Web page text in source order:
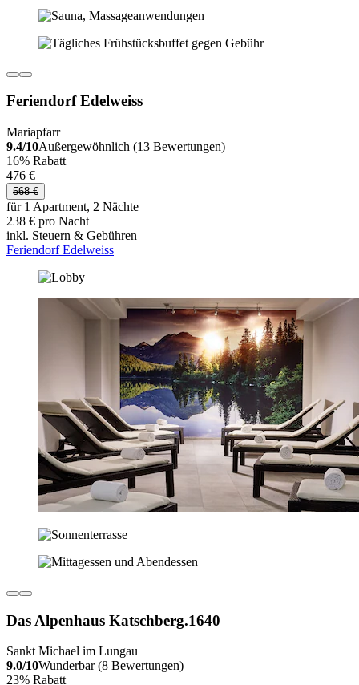
Feriendorf Edelweiss
Mariapfarr
9.4/10Außergewöhnlich (13 Bewertungen)
16% Rabatt
476 €
568 €
für 1 Apartment, 2 Nächte
238 € pro Nacht
inkl. Steuern & Gebühren
Feriendorf Edelweiss
Das Alpenhaus Katschberg.1640
Sankt Michael im Lungau
9.0/10Wunderbar (8 Bewertungen)
23% Rabatt